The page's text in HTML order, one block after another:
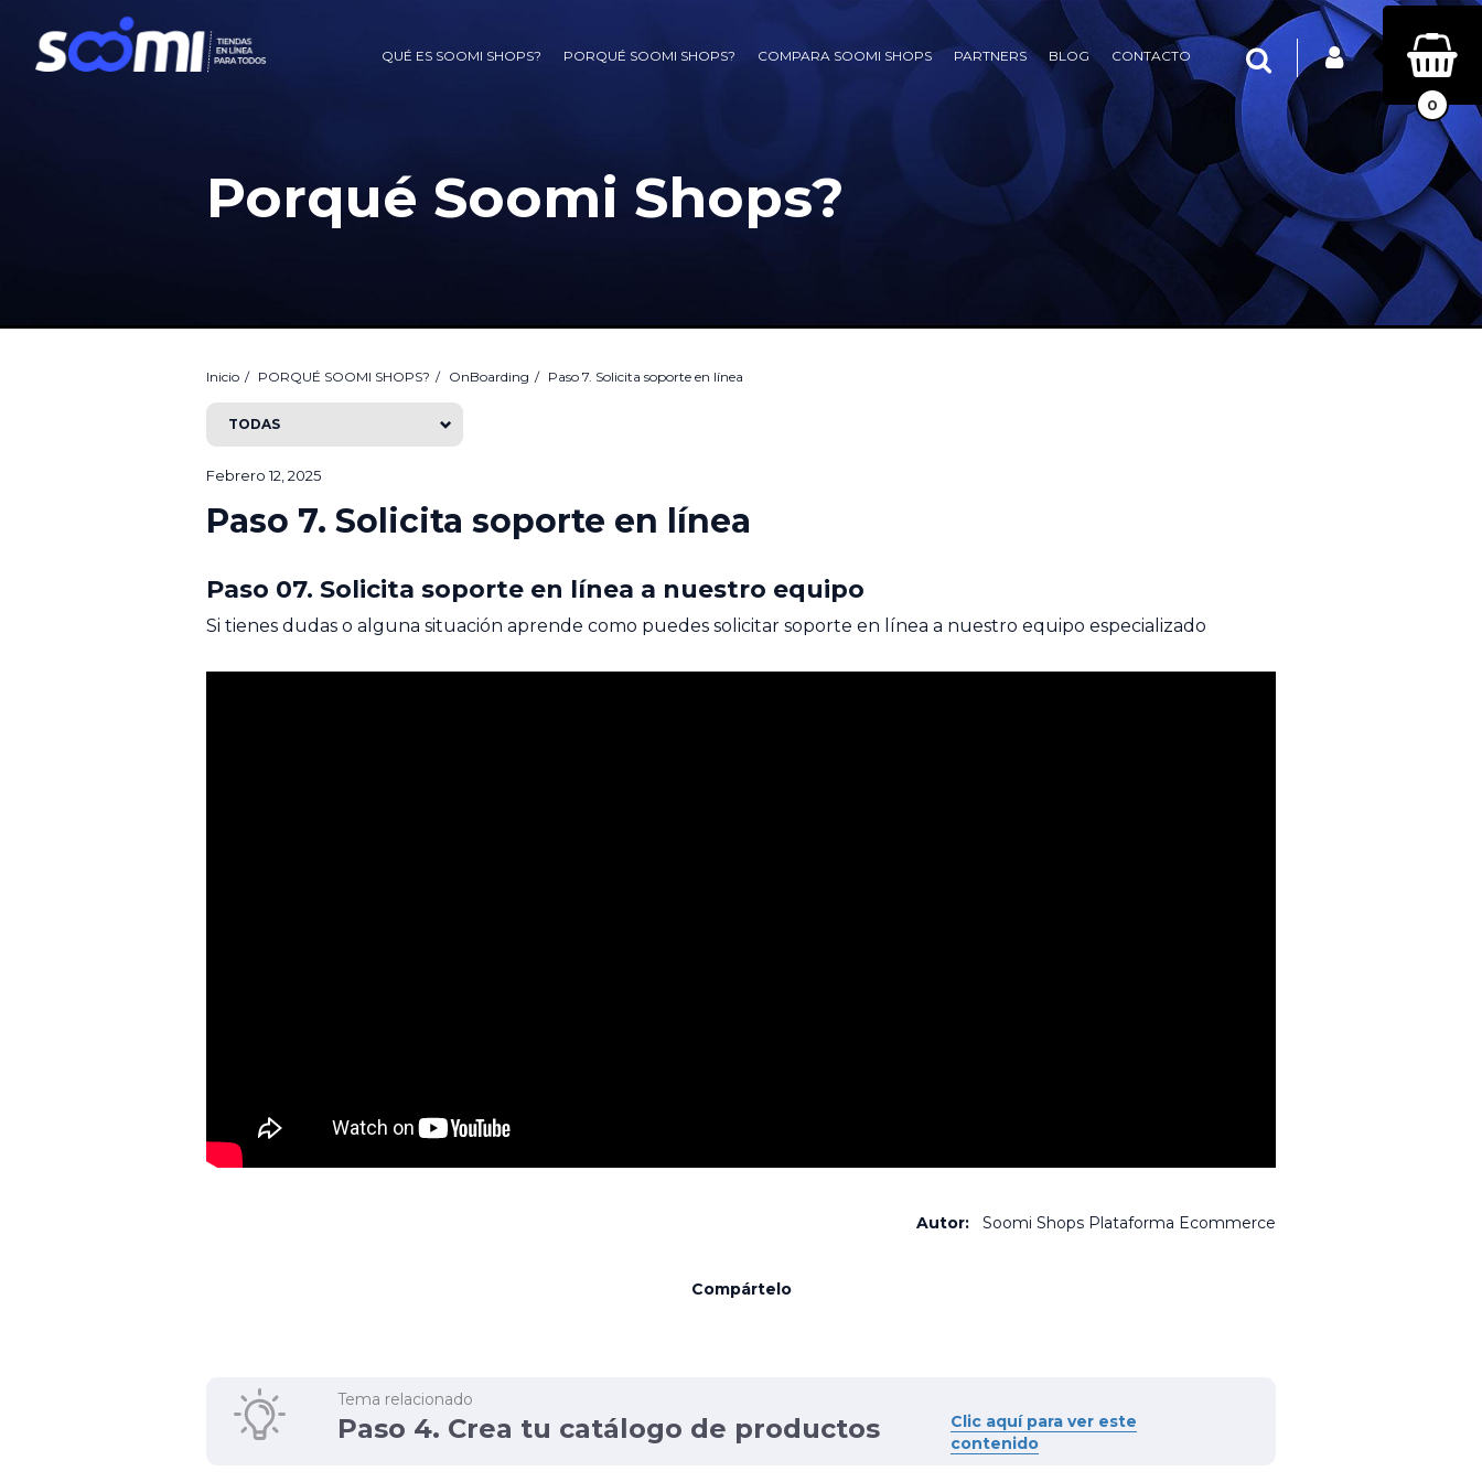
QUÉ ES SOOMI SHOPS? PORQUÉ SOOMI SHOPS? COMPARA SOOMI SHOPS PARTNERS BLOG CONTACTO INICIAR SESIÓN
Buscar
0
Porqué Soomi Shops?
Inicio PORQUÉ SOOMI SHOPS? OnBoarding Paso 7. Solicita soporte en línea
TODAS
Febrero 12, 2025
Paso 7. Solicita soporte en línea
Paso 07. Solicita soporte en línea a nuestro equipo
Si tienes dudas o alguna situación aprende como puedes solicitar soporte en línea a nuestro equipo especializado
Autor: Soomi Shops Plataforma Ecommerce
Compártelo
Tema relacionado
Paso 4. Crea tu catálogo de productos
Clic aquí para ver este
contenido